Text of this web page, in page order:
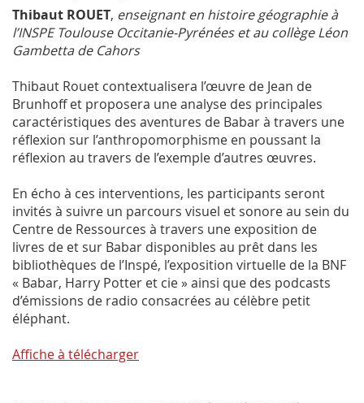
Thibaut ROUET, enseignant en histoire géographie à
l’INSPE Toulouse Occitanie-Pyrénées et au collège Léon
Gambetta de Cahors
Thibaut Rouet contextualisera l’œuvre de Jean de
Brunhoff et proposera une analyse des principales
caractéristiques des aventures de Babar à travers une
réflexion sur l’anthropomorphisme en poussant la
réflexion au travers de l’exemple d’autres œuvres.
En écho à ces interventions, les participants seront
invités à suivre un parcours visuel et sonore au sein du
Centre de Ressources à travers une exposition de
livres de et sur Babar disponibles au prêt dans les
bibliothèques de l’Inspé, l’exposition virtuelle de la BNF
« Babar, Harry Potter et cie » ainsi que des podcasts
d’émissions de radio consacrées au célèbre petit
éléphant.
Affiche à télécharger